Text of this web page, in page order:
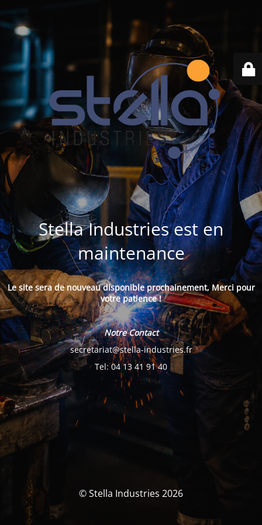
Stella Industries est en
maintenance
Le site sera de nouveau disponible prochainement, Merci pour
votre patience !
Notre Contact
secretariat@stella-industries.fr
Tel: 04 13 41 91 40
© Stella Industries 2026